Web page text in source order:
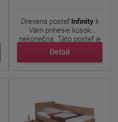
Drevená posteľ Infinityk
Vám prinesie kúsok
nekonečna. Táto posteľ je
...
Detail